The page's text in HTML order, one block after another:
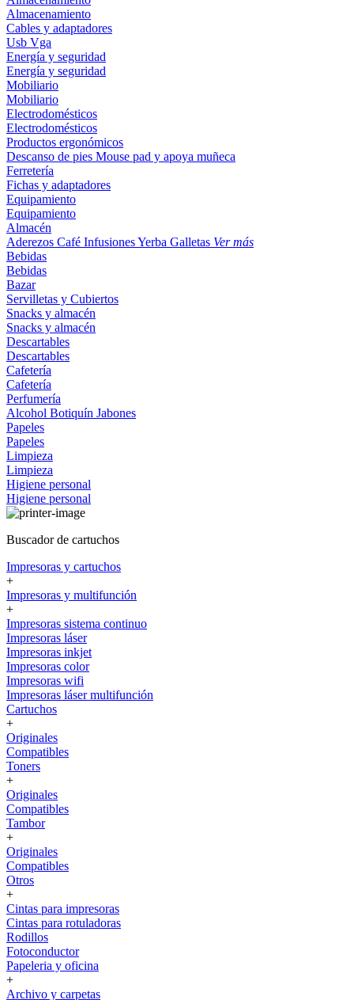
Almacenamiento
Cables y adaptadores
Usb Vga
Energía y seguridad
Energía y seguridad
Mobiliario
Mobiliario
Electrodomésticos
Electrodomésticos
Productos ergonómicos
Descanso de pies Mouse pad y apoya muñeca
Ferretería
Fichas y adaptadores
Equipamiento
Equipamiento
Almacén
Aderezos Café InfusionesYerba Galletas Ver más
Bebidas
Bebidas
Bazar
Servilletas y Cubiertos
Snacks y almacén
Snacks y almacén
Descartables
Descartables
Cafetería
Cafetería
Perfumería
Alcohol Botiquín Jabones
Papeles
Papeles
Limpieza
Limpieza
Higiene personal
Higiene personal
Buscador de cartuchos
Impresoras y cartuchos
+
Impresoras y multifunción
+
Impresoras sistema continuo
Impresoras láser
Impresoras inkjet
Impresoras color
Impresoras wifi
Impresoras láser multifunción
Cartuchos
+
Originales
Compatibles
Toners
+
Originales
Compatibles
Tambor
+
Originales
Compatibles
Otros
+
Cintas para impresoras
Cintas para rotuladoras
Rodillos
Fotoconductor
Papeleria y oficina
+
Archivo y carpetas